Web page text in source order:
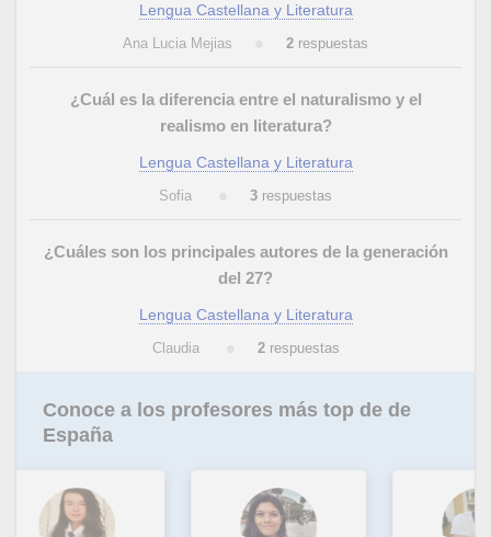
Lengua Castellana y Literatura
Ana Lucia Mejias 2 respuestas
¿Cuál es la diferencia entre el naturalismo y el
realismo en literatura?
Lengua Castellana y Literatura
Sofia 3 respuestas
¿Cuáles son los principales autores de la generación
del 27?
Lengua Castellana y Literatura
Claudia 2respuestas
Conoce a los profesores más top de de
España